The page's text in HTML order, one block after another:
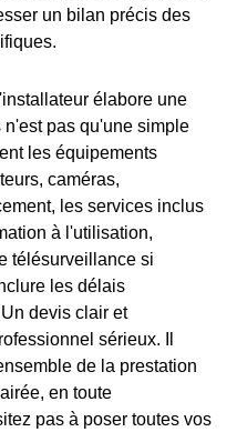
un bilan précis des
élabore une
pas qu'une simple
les équipements
caméras,
les services inclus
à l'utilisation,
télésurveillance si
les délais
devis clair et
sérieux. Il
de la prestation
en toute
pas à poser toutes vos